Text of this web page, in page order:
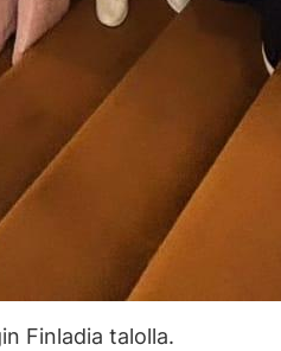
Finladia talolla.